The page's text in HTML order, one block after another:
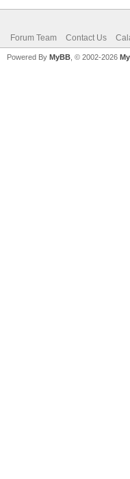
Forum Team Contact Us
Powered By MyBB , © 2002-2026